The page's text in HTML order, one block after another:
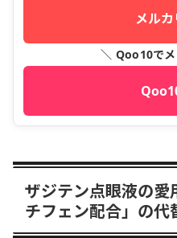
メル
＼ Qoo10で
ザジテン点眼液の愛
チフェン配合」の代